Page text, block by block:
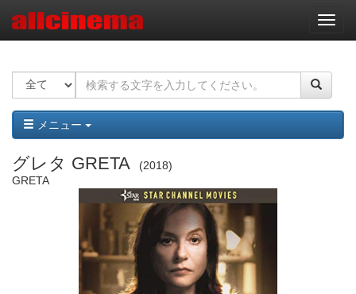
ナ
ビ
ー
ョ
ン
メニュー
グレタ GRETA
2018
GRETA